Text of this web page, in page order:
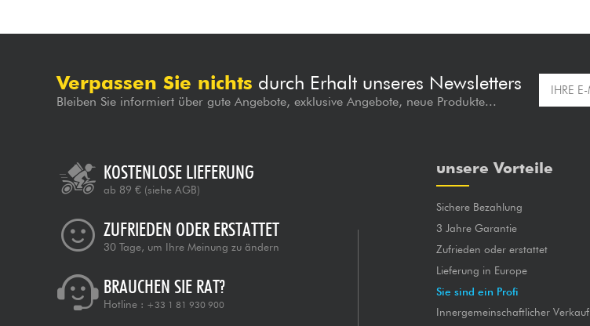
Verpassen Sie nichts durch Erhalt unseres Newsletters
Bleiben Sie informiert über gute Angebote, exklusive Angebote, neue Produkte...
KOSTENLOSE LIEFERUNG
ab 89 € (siehe AGB)
ZUFRIEDEN ODER ERSTATTET
30 Tage, um Ihre Meinung zu ändern
BRAUCHEN SIE RAT?
Hotline : +33 1 81 930 900
unsere Vorteile
Sichere Bezahlung
3 Jahre Garantie
Zufrieden oder erstattet
Lieferung in Europe
Sie sind ein Profi
Innergemeinschaftlicher Verkauf